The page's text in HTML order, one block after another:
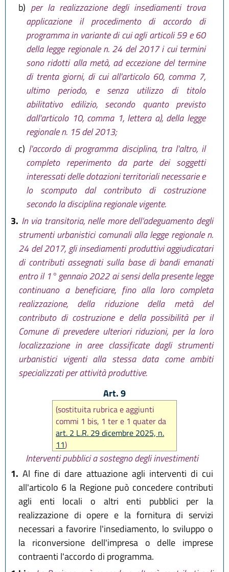
b) per la realizzazione degli insediamenti trova
applicazione il procedimento di accordo di
programma in variante di cui agli articoli 59 e 60
della legge regionale n. 24 del 2017 i cui termini
sono ridotti alla metà, ad eccezione del termine
di trenta giorni, di cui all'articolo 60, comma 7,
ultimo periodo, e senza utilizzo di titolo
abilitativo edilizio, secondo quanto previsto
dall'articolo 10, comma 1, lettera a), della legge
regionale n. 15 del 2013;
c) l'accordo di programma disciplina, tra l'altro, il
completo reperimento da parte dei soggetti
interessati delle dotazioni territoriali necessarie e
lo scomputo dal contributo di costruzione
secondo la disciplina regionale vigente.
3. In via transitoria, nelle more dell’adeguamento degli
strumenti urbanistici comunali alla legge regionale n.
24 del 2017, gli insediamenti produttivi aggiudicatari
di contributi assegnati sulla base di bandi emanati
entro il 1° gennaio 2022 ai sensi della presente legge
continuano a beneficiare, fino alla loro completa
realizzazione, della riduzione della metà del
contributo di costruzione e della possibilità per il
Comune di prevedere ulteriori riduzioni, per la loro
localizzazione in aree classificate dagli strumenti
urbanistici vigenti alla stessa data come ambiti
specializzati per attività produttive.
Art. 9
(sostituita rubrica e aggiunti
commi 1 bis, 1 ter e 1 quater da
art. 2 L.R. 29 dicembre 2025, n.
11)
Interventi pubblici a sostegno degli investimenti
1. Al fine di dare attuazione agli interventi di cui
all'articolo 6 la Regione può concedere contributi
agli enti locali o altri enti pubblici per la
realizzazione di opere e la fornitura di servizi
necessari a favorire l'insediamento, lo sviluppo o
la riconversione dell'impresa o delle imprese
contraenti l'accordo di programma.